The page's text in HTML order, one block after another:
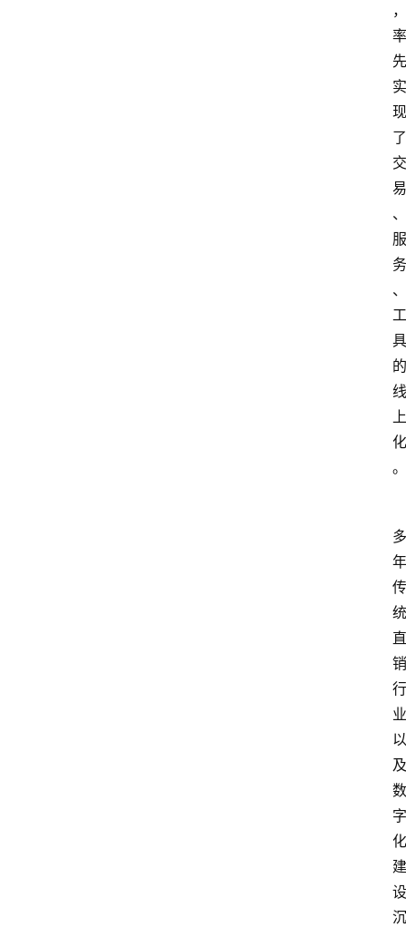
，
率
先
实
现
了
交
易
、
服
务
、
工
具
的
线
上
化
。
多
年
传
统
直
销
行
业
以
及
数
字
化
建
设
沉